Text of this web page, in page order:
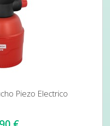
Piezo Electrico